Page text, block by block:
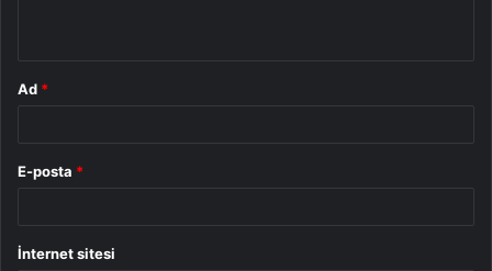
Ad *
E-posta *
İnternet sitesi